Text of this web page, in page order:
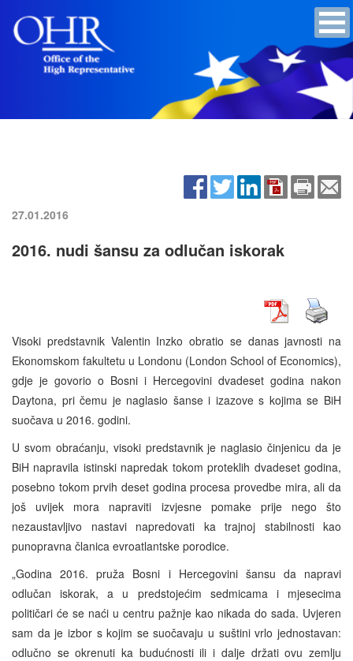
27.01.2016
2016. nudi šansu za odlučan iskorak
Visoki predstavnik Valentin Inzko obratio se danas javnosti na
Ekonomskom fakultetu u Londonu (London School of Economics),
gdje je govorio o Bosni i Hercegovini dvadeset godina nakon
Daytona, pri čemu je naglasio šanse i izazove s kojima se BiH
suočava u 2016. godini.
U svom obraćanju, visoki predstavnik je naglasio činjenicu da je
BiH napravila istinski napredak tokom proteklih dvadeset godina,
posebno tokom prvih deset godina procesa provedbe mira, ali da
još uvijek mora napraviti izvjesne pomake prije nego što
nezaustavljivo nastavi napredovati ka trajnoj stabilnosti kao
punopravna članica evroatlantske porodice.
„Godina 2016. pruža Bosni i Hercegovini šansu da napravi
odlučan iskorak, a u predstojećim sedmicama i mjesecima
političari će se naći u centru pažnje kao nikada do sada. Uvjeren
sam da je izbor s kojim se suočavaju u suštini vrlo jednostavan:
odlučno se okrenuti ka budućnosti ili i dalje držati ovu zemlju